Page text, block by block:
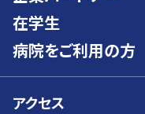
在学生
病院をご利用の方
アクセス